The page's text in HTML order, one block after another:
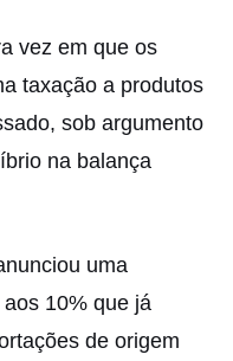
vez em que os
taxação a produtos
sob argumento
na balança
uma
10% que já
de origem